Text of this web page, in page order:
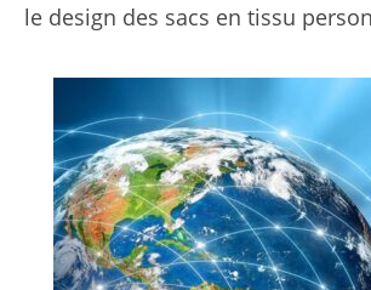
le design des sacs en tissu